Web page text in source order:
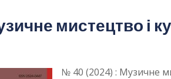
мистецтво і
№ 40 (2024) : Музичне